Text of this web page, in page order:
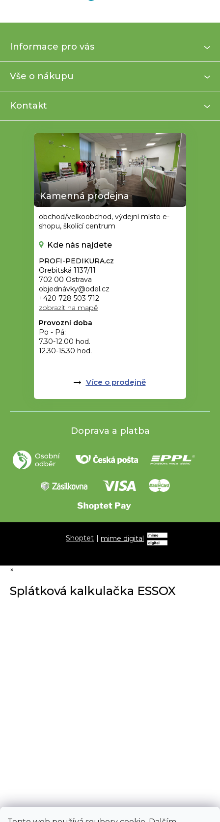
p
t
Informace pro vás
Vše o nákupu
Kontakt
Kamenná prodejna
obchod/velkoobchod, výdejní místo e-
shopu, školící centrum
Kde nás najdete
PROFI-PEDIKURA.cz
Orebitská 1137/11
702 00 Ostrava
objednávky@odel.cz
+420 728 503 712
zobrazit na mapě
Provozní doba
Po - Pá:
7.30-12.00 hod.
12.30-15.30 hod.
Více o prodejně
Doprava a platba
Shoptet |mime digital
×
Splátková kalkulačka ESSOX